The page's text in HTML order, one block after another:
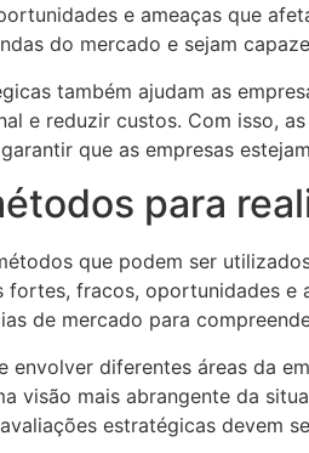
e ameaças que
do mercado e sejam
também ajudam as
e reduzir custos. Com isso,
que as empresas
para
que podem ser
fracos, oportunidades e
de mercado para
envolver diferentes áreas da
visão mais abrangente da
estratégicas devem